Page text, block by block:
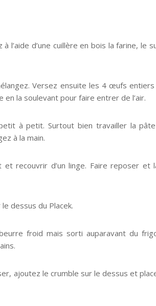
l’aide d’une cuillère en bois la farine, le
Versez ensuite les 4 œufs
en la soulevant pour faire entrer de l’air.
à petit. Surtout bien travailler la
à la main.
recouvrir d’un linge. Faire reposer et
dessus du Placek.
froid mais sorti auparavant du
ajoutez le crumble sur le dessus et